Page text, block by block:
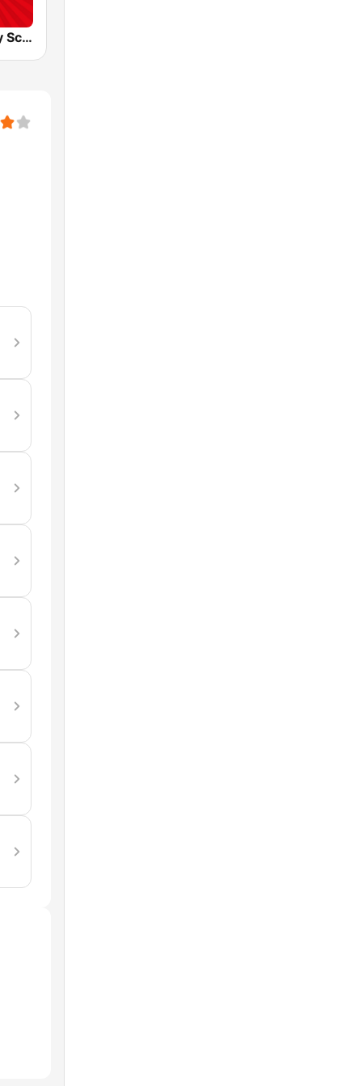
Radio Melody Schweiz